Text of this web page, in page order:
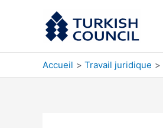
Accueil Travail juridique